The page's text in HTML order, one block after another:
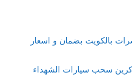
بالكويت بضمان و اسعار
كرين سحب سيارات الشهداء